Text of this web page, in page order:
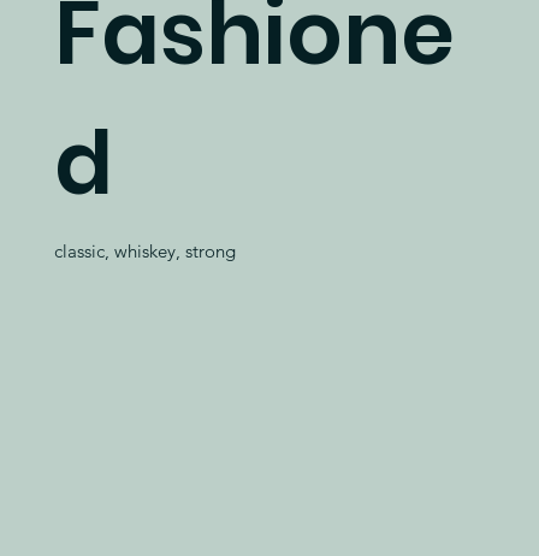
Fashione
d
classic, whiskey, strong